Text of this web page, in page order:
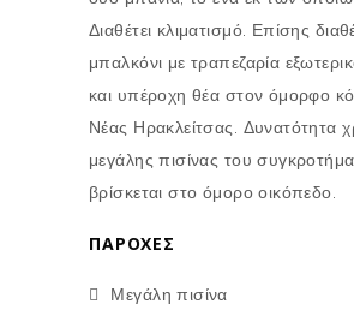
Διαθέτει κλιματισμό. Επίσης
μπαλκόνι με τραπεζαρία
και υπέροχη θέα στον όμορφο
Νέας Ηρακλείτσας. Δυνατότητα
μεγάλης πισίνας του
βρίσκεται στο όμορο οικόπεδο.
ΠΑΡΟΧΈΣ
Μεγάλη πισίνα